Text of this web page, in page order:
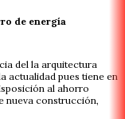
de energía
del la arquitectura
actualidad pues tiene en
al ahorro
nueva construcción,